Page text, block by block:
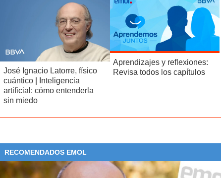
José Ignacio Latorre, físico
cuántico | Inteligencia
artificial: cómo entenderla
sin miedo
Aprendizajes y reflexiones:
Revisa todos los capítulos
RECOMENDADOS EMOL